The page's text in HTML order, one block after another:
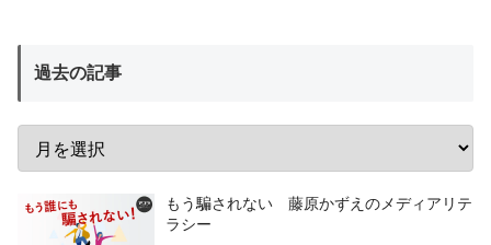
過去の記事
もう騙されない 藤原かずえのメディアリテ
ラシー